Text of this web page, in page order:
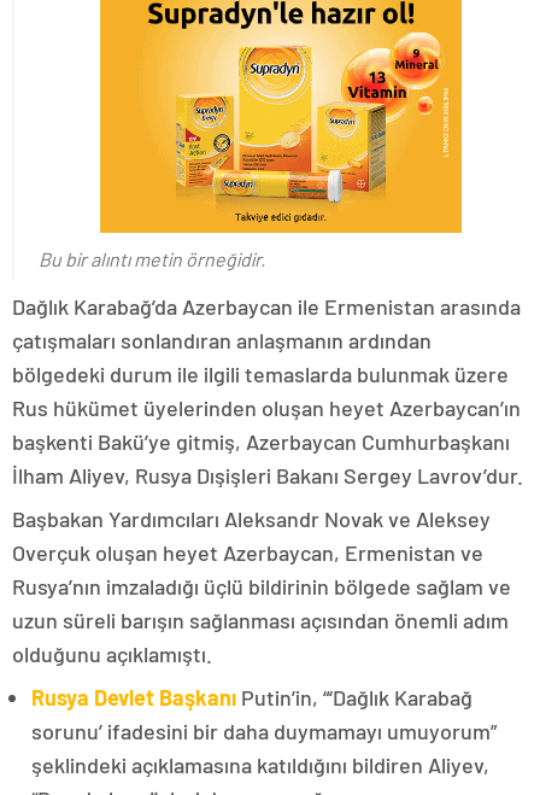
Bu bir alıntı metin örneğidir.
Dağlık Karabağ’da Azerbaycan ile Ermenistan arasında
çatışmaları sonlandıran anlaşmanın ardından
bölgedeki durum ile ilgili temaslarda bulunmak üzere
Rus hükümet üyelerinden oluşan heyet Azerbaycan’ın
başkenti Bakü’ye gitmiş, Azerbaycan Cumhurbaşkanı
İlham Aliyev, Rusya Dışişleri Bakanı Sergey Lavrov’dur.
Başbakan Yardımcıları Aleksandr Novak ve Aleksey
Overçuk oluşan heyet Azerbaycan, Ermenistan ve
Rusya’nın imzaladığı üçlü bildirinin bölgede sağlam ve
uzun süreli barışın sağlanması açısından önemli adım
olduğunu açıklamıştı.
Rusya Devlet Başkanı Putin’in, “‘Dağlık Karabağ
sorunu’ ifadesini bir daha duymamayı umuyorum”
şeklindeki açıklamasına katıldığını bildiren Aliyev,